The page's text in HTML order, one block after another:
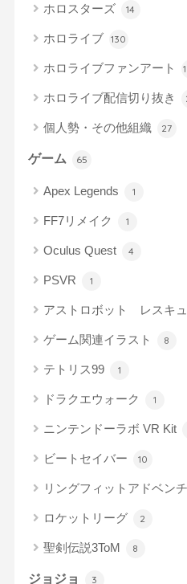
ホロスターズ 14
ホロライブ 130
ホロライブファンアート
ホロライブ配信切り抜き
個人勢・その他組織 27
ゲーム 65
Apex Legends 1
FF7リメイク 1
Oculus Quest 4
PSVR 1
アストロボット レスキ
ゲーム関連イラスト 8
テトリス99 1
ドラクエウォーク 1
ニンテンドーラボ VR Kit
ビートセイバー 10
リングフィットアドベン
ロケットリーグ 2
聖剣伝説3ToM 8
ジョジョ 3